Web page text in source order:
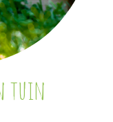
tuin